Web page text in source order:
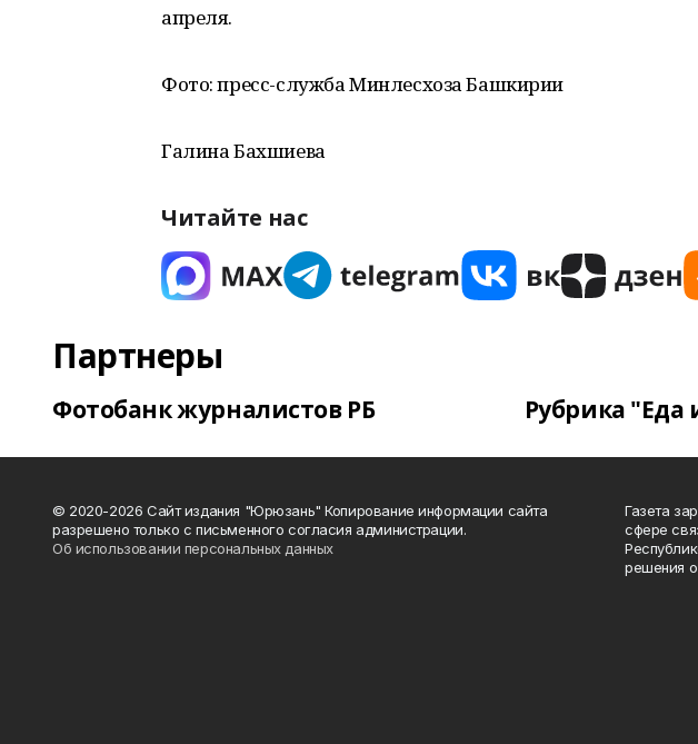
апреля.
Фото: пресс-служба Минлесхоза Башкирии
Галина Бахшиева
Читайте нас
Партнеры
Фотобанк журналистов РБ Рубрика "Еда
© 2020-2026 Сайт издания "Юрюзань" Копирование информации сайта
разрешено только с письменного согласия администрации.
Об использовании персональных данных
Газета
сфере
решения